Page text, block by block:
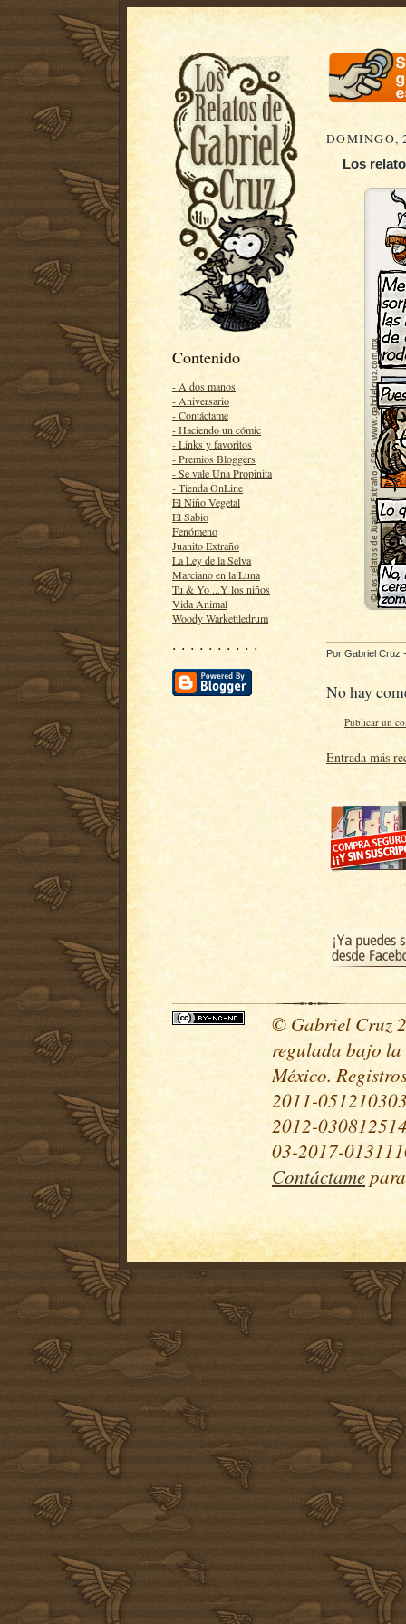
Contenido
- A dos manos
- Aniversario
- Contáctame
- Haciendo un cómic
- Links y favoritos
- Premios Bloggers
- Se vale Una Propinita
- Tienda OnLine
El Niño Vegetal
El Sabio
Fenómeno
Juanito Extraño
La Ley de la Selva
Marciano en la Luna
Tu & Yo ...Y los niños
Vida Animal
Woody Warkettledrum
· · · · · · · · · ·
DOMINGO,
Los
Por Gabriel Cruz
No hay
Publicar un
Entrada más
© Gabriel Cruz
regulada bajo la
México.
2011-
2012-
03-2017-
Contáctame